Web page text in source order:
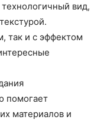
вид,
так и с эффектом
помогает
материалов и